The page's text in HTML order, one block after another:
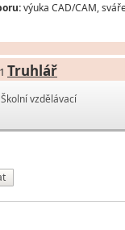
výuka CAD/CAM,
Truhlář
vzdělávací